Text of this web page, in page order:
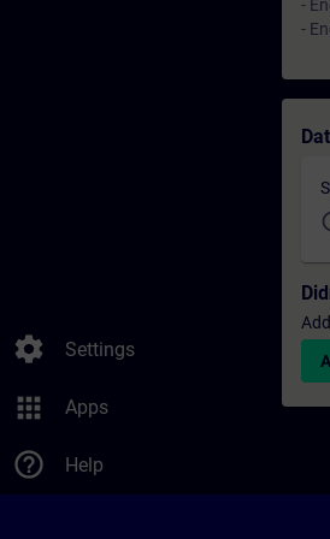
settings Settings
apps Apps
help_outline Help
-
-